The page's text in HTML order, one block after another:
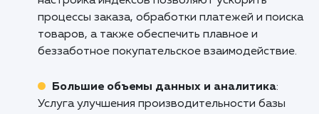
MySQL является незаменимой для веб-
разработчиков и веб-агентств, которые
работают с сайтами и приложениями,
преимущества данной услуги включают
оптимизацию запросов, настройку